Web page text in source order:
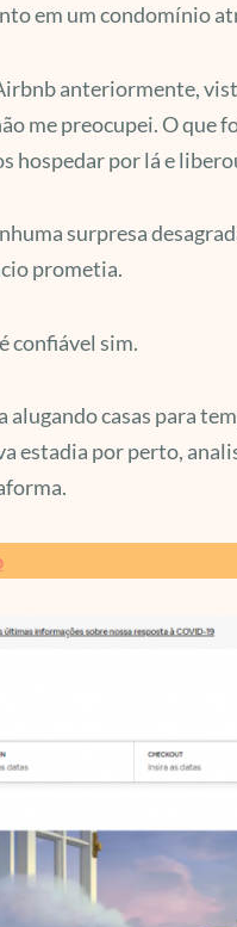
em um condomínio
anteriormente,
me preocupei. O que
hospedar por lá e
surpresa
prometia.
confiável sim.
casas para
estadia por perto,